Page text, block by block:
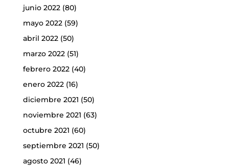
junio 2022(80)
mayo 2022(59)
abril 2022(50)
marzo 2022(51)
febrero 2022(40)
enero 2022(16)
diciembre 2021 (50)
noviembre 2021 (63)
octubre 2021 (60)
septiembre 2021 (50)
agosto 2021 (46)